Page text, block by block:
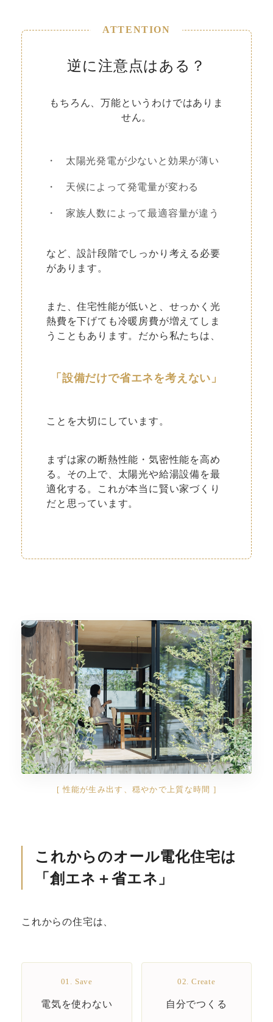
ATTENTION
逆に注意点はある？
もちろん、万能というわけではありま
せん。
・
太陽光発電が少ないと効果が薄い
・
天候によって発電量が変わる
・
家族人数によって最適容量が違う
など、設計段階でしっかり考える必要
があります。
また、住宅性能が低いと、せっかく光
熱費を下げても冷暖房費が増えてしま
うこともあります。だから私たちは、
「設備だけで省エネを考えない」
ことを大切にしています。
まずは家の断熱性能・気密性能を高め
る。その上で、太陽光や給湯設備を最
適化する。これが本当に賢い家づくり
だと思っています。
[ 性能が生み出す、穏やかで上質な時間 ]
これからのオール電化住宅は
「創エネ＋省エネ」
これからの住宅は、
01. Save
電気を使わない
02. Create
自分でつくる